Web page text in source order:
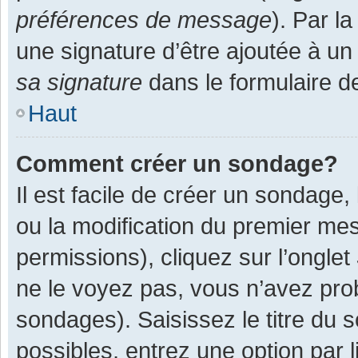
préférences de message). Par
une signature d’être ajoutée à
sa signature dans le formulaire
Haut
Comment créer un sondage?
Il est facile de créer un
ou la modification du premier
permissions), cliquez sur l’onglet
ne le voyez pas, vous n’avez
sondages). Saisissez le titre du
possibles, entrez une option par